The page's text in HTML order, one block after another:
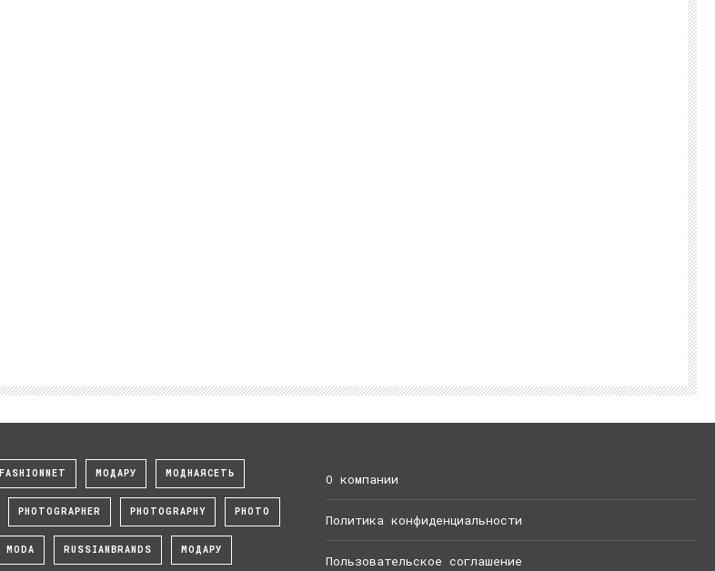
FASHIONNET МОДАРУ МОДНАЯСЕТЬ
PHOTOGRAPHER PHOTOGRAPHY PHOTO
MODA RUSSIANBRANDS МОДАРУ
О компании
Политика конфиденциальности
Пользовательское соглашение